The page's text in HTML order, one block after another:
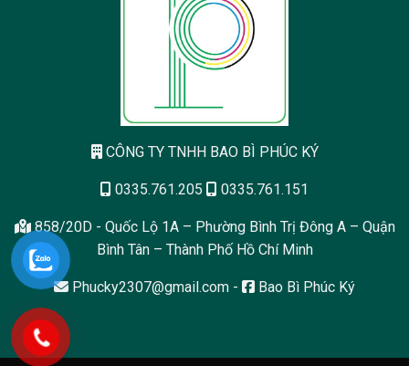
CÔNG TY TNHH BAO BÌ PHÚC KÝ
0335.761.205 0335.761.151
858/20D - Quốc Lộ 1A – Phường Bình Trị Đông A – Quận
Bình Tân – Thành Phố Hồ Chí Minh
Phucky2307@gmail.com - Bao Bì Phúc Ký